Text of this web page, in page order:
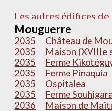
Les autres édifices de
Mouguerre
2035
Château de
2035
Maison (XVIIIe
2035
Ferme
2035
Ferme Pinaquia
2035
Ospitalea
2035
Ferme
2036
Maison de